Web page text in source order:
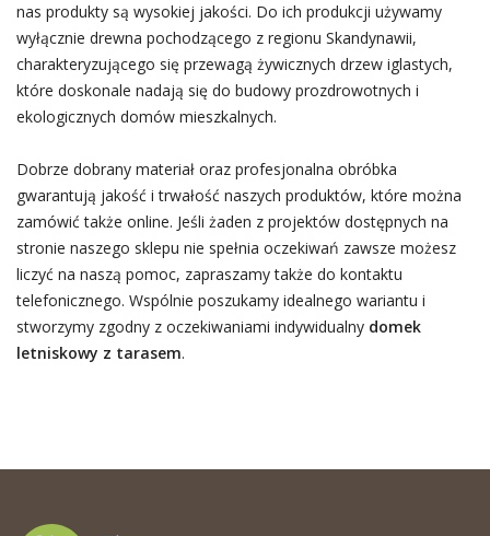
nas produkty są wysokiej jakości. Do ich produkcji używamy
wyłącznie drewna pochodzącego z regionu Skandynawii,
charakteryzującego się przewagą żywicznych drzew iglastych,
które doskonale nadają się do budowy prozdrowotnych i
ekologicznych domów mieszkalnych.
Dobrze dobrany materiał oraz profesjonalna obróbka
gwarantują jakość i trwałość naszych produktów, które można
zamówić także online. Jeśli żaden z projektów dostępnych na
stronie naszego sklepu nie spełnia oczekiwań zawsze możesz
liczyć na naszą pomoc, zapraszamy także do kontaktu
telefonicznego. Wspólnie poszukamy idealnego wariantu i
stworzymy zgodny z oczekiwaniami indywidualny domek
letniskowy z tarasem.